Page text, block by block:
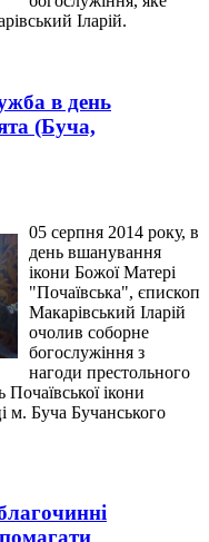
Іларій.
в день
(Буча,
05 серпня 2014 року, в
день вшанування
ікони Божої Матері
"Почаївська", єпископ
Макарівський Іларій
очолив соборне
богослужіння з
нагоди престольного
Почаївської ікони
м. Буча Бучанського